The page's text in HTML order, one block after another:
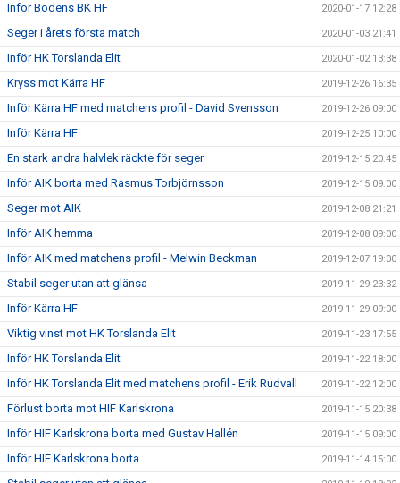
Inför Bodens BK HF 2020-01-17 12:28
Seger i årets första match 2020-01-03 21:41
Inför HK Torslanda Elit 2020-01-02 13:38
Kryss mot Kärra HF 2019-12-26 16:35
Inför Kärra HF med matchens profil - David Svensson 2019-12-26 09:00
Inför Kärra HF 2019-12-25 10:00
En stark andra halvlek räckte för seger 2019-12-15 20:45
Inför AIK borta med Rasmus Torbjörnsson 2019-12-15 09:00
Seger mot AIK 2019-12-08 21:21
Inför AIK hemma 2019-12-08 09:00
Inför AIK med matchens profil - Melwin Beckman 2019-12-07 19:00
Stabil seger utan att glänsa 2019-11-29 23:32
Inför Kärra HF 2019-11-29 09:00
Viktig vinst mot HK Torslanda Elit 2019-11-23 17:55
Inför HK Torslanda Elit 2019-11-22 18:00
Inför HK Torslanda Elit med matchens profil - Erik Rudvall 2019-11-22 12:00
Förlust borta mot HIF Karlskrona 2019-11-15 20:38
Inför HIF Karlskrona borta med Gustav Hallén 2019-11-15 09:00
Inför HIF Karlskrona borta 2019-11-14 15:00